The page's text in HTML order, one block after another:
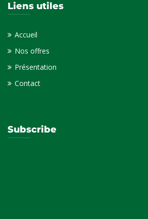
Liens utiles
Accueil
Nos offres
Présentation
Contact
Subscribe